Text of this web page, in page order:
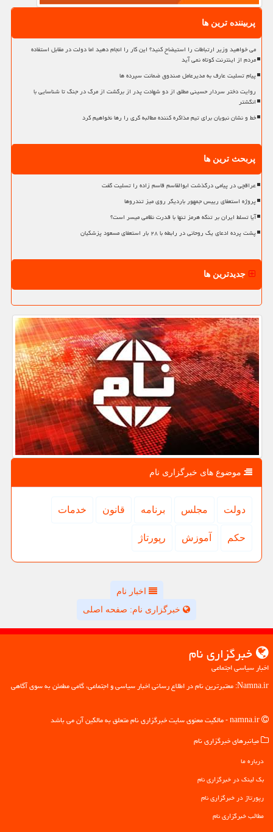
پربیننده ترین ها
می خواهید وزیر ارتباطات را استیضاح کنید؟ این کار را انجام دهید اما دولت در مقابل استفاده
مردم از اینترنت کوتاه نمی آید
پیام تسلیت عارف به مدیرعامل صندوق ضمانت سپرده ها
روایت دختر سردار حسینی مطلق از دو شهادت پدر از برگشت از مرگ در جنگ تا شناسایی با
انگشتر
خط و نشان نبویان برای تیم مذاکره کننده مطالبه گری را رها نخواهیم کرد
پربحث ترین ها
عراقچی در پیامی درگذشت ابوالقاسم قاسم زاده را تسلیت گفت
پروژه استعفای رییس جمهور باردیگر روی میز تندروها
آیا تسلط ایران بر تنگه هرمز تنها با قدرت نظامی میسر است؟
پشت پرده ادعای یک روحانی در رابطه با ۲۸ بار استعفای مسعود پزشکیان
جدیدترین ها
موضوع های خبرگزاری نام
دولت مجلس برنامه قانون خدمات
حكم آموزش رپورتاژ
اخبار نام
خبرگزاری نام: صفحه اصلی
خبرگزاری نام
اخبار سیاسی اجتماعی
Namna.ir: معتبرترین نام در اطلاع رسانی اخبار سیاسی و اجتماعی، گامی مطمئن به سوی آگاهی
میانبرهای خبرگزاری نام
درباره ما
بک لینک در خبرگزاری نام
رپورتاژ در خبرگزاری نام
مطالب خبرگزاری نام